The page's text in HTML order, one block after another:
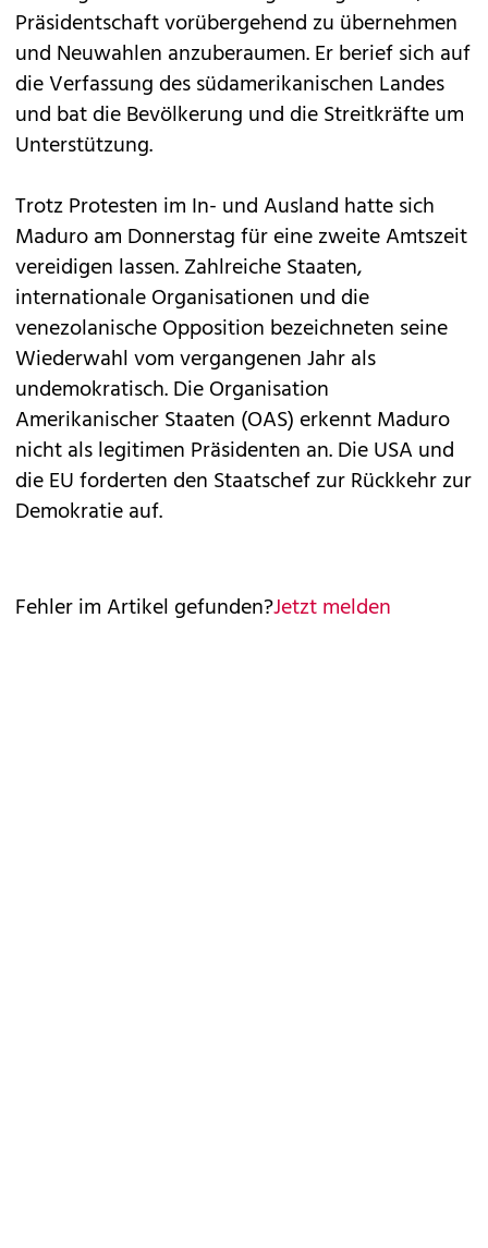
Präsidentschaft vorübergehend zu übernehmen
und Neuwahlen anzuberaumen. Er berief sich auf
die Verfassung des südamerikanischen Landes
und bat die Bevölkerung und die Streitkräfte um
Unterstützung.
Trotz Protesten im In- und Ausland hatte sich
Maduro am Donnerstag für eine zweite Amtszeit
vereidigen lassen. Zahlreiche Staaten,
internationale Organisationen und die
venezolanische Opposition bezeichneten seine
Wiederwahl vom vergangenen Jahr als
undemokratisch. Die Organisation
Amerikanischer Staaten (OAS) erkennt Maduro
nicht als legitimen Präsidenten an. Die USA und
die EU forderten den Staatschef zur Rückkehr zur
Demokratie auf.
Fehler im Artikel gefunden?Jetzt melden